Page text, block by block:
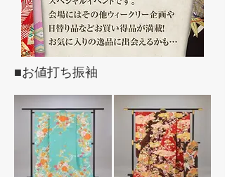
■お値打ち振袖